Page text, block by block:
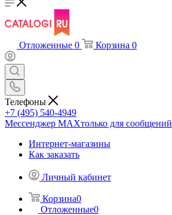
Отложенные 0 Корзина 0
Телефоны
+7 (495) 540-4949
Мессенджер МАХтолько для сообщений
Интернет-магазины
Как заказать
Личный кабинет
Корзина0
Отложенные0